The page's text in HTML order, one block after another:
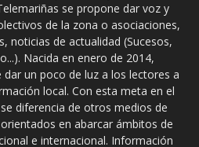
se propone dar voz y
de la zona o asociaciones,
noticias de actualidad (Sucesos,
Nacida en enero de 2014,
un poco de luz a los lectores a
local. Con esta meta en el
diferencia de otros medios de
en abarcar ámbitos de
e internacional. Información